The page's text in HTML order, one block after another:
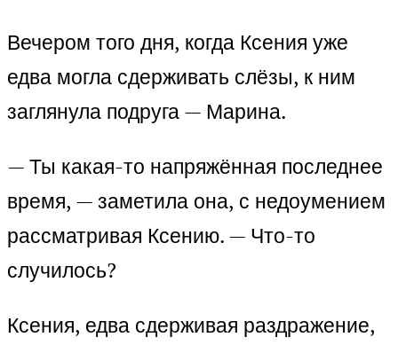
Вечером того дня, когда Ксения уже
едва могла сдерживать слёзы, к ним
заглянула подруга — Марина.
— Ты какая-то напряжённая последнее
время, — заметила она, с недоумением
рассматривая Ксению. — Что-то
случилось?
Ксения, едва сдерживая раздражение,